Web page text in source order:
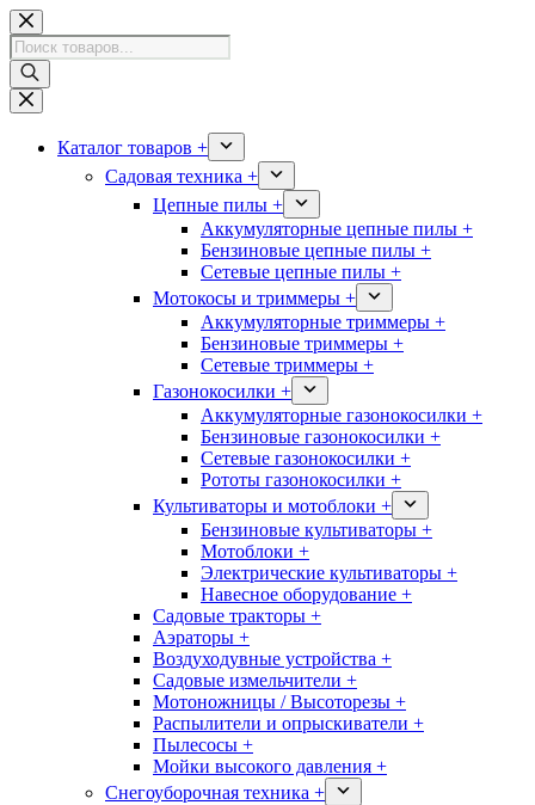
Перейти
к
сути
Поиск
товаров
Каталог товаров +
Садовая техника +
Цепные пилы +
Аккумуляторные цепные пилы +
Бензиновые цепные пилы +
Сетевые цепные пилы +
Мотокосы и триммеры +
Аккумуляторные триммеры +
Бензиновые триммеры +
Сетевые триммеры +
Газонокосилки +
Аккумуляторные газонокосилки +
Бензиновые газонокосилки +
Сетевые газонокосилки +
Рототы газонокосилки +
Культиваторы и мотоблоки +
Бензиновые культиваторы +
Мотоблоки +
Электрические культиваторы +
Навесное оборудование +
Садовые тракторы +
Аэраторы +
Воздуходувные устройства +
Садовые измельчители +
Мотоножницы / Высоторезы +
Распылители и опрыскиватели +
Пылесосы +
Мойки высокого давления +
Снегоуборочная техника +